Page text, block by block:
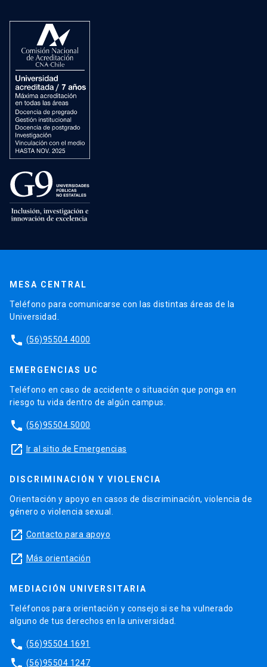
MESA CENTRAL
Teléfono para comunicarse con las distintas áreas de la
Universidad.
phone (56)95504 4000
EMERGENCIAS UC
Teléfono en caso de accidente o situación que ponga en
riesgo tu vida dentro de algún campus.
phone (56)95504 5000
launch Ir al sitio de Emergencias
DISCRIMINACIÓN Y VIOLENCIA
Orientación y apoyo en casos de discriminación, violencia de
género o violencia sexual.
launch Contacto para apoyo
launch Más orientación
MEDIACIÓN UNIVERSITARIA
Teléfonos para orientación y consejo si se ha vulnerado
alguno de tus derechos en la universidad.
phone (56)95504 1691
phone (56)95504 1247